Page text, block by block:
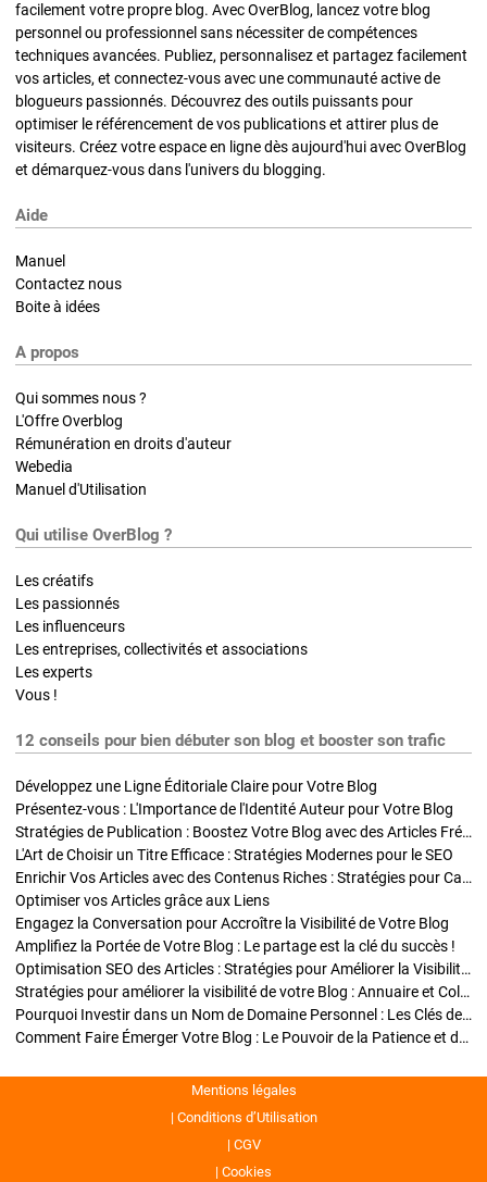
facilement votre propre blog. Avec OverBlog, lancez votre blog
personnel ou professionnel sans nécessiter de compétences
techniques avancées. Publiez, personnalisez et partagez facilement
vos articles, et connectez-vous avec une communauté active de
blogueurs passionnés. Découvrez des outils puissants pour
optimiser le référencement de vos publications et attirer plus de
visiteurs. Créez votre espace en ligne dès aujourd'hui avec OverBlog
et démarquez-vous dans l'univers du blogging.
Aide
Manuel
Contactez nous
Boite à idées
A propos
Qui sommes nous ?
L'Offre Overblog
Rémunération en droits d'auteur
Webedia
Manuel d'Utilisation
Qui utilise OverBlog ?
Les créatifs
Les passionnés
Les influenceurs
Les entreprises, collectivités et associations
Les experts
Vous !
12 conseils pour bien débuter son blog et booster son trafic
Développez une Ligne Éditoriale Claire pour Votre Blog
Présentez-vous : L'Importance de l'Identité Auteur pour Votre Blog
Stratégies de Publication : Boostez Votre Blog avec des Articles Fréquents et Exclusifs
L'Art de Choisir un Titre Efficace : Stratégies Modernes pour le SEO
Enrichir Vos Articles avec des Contenus Riches : Stratégies pour Captiver et Optimiser
Optimiser vos Articles grâce aux Liens
Engagez la Conversation pour Accroître la Visibilité de Votre Blog
Amplifiez la Portée de Votre Blog : Le partage est la clé du succès !
Optimisation SEO des Articles : Stratégies pour Améliorer la Visibilité de Votre Blog
Stratégies pour améliorer la visibilité de votre Blog : Annuaire et Collaborations
Pourquoi Investir dans un Nom de Domaine Personnel : Les Clés de la Réussite de Votre Blog
Comment Faire Émerger Votre Blog : Le Pouvoir de la Patience et de la Persévérance
Mentions légales
Conditions d’Utilisation
CGV
Cookies